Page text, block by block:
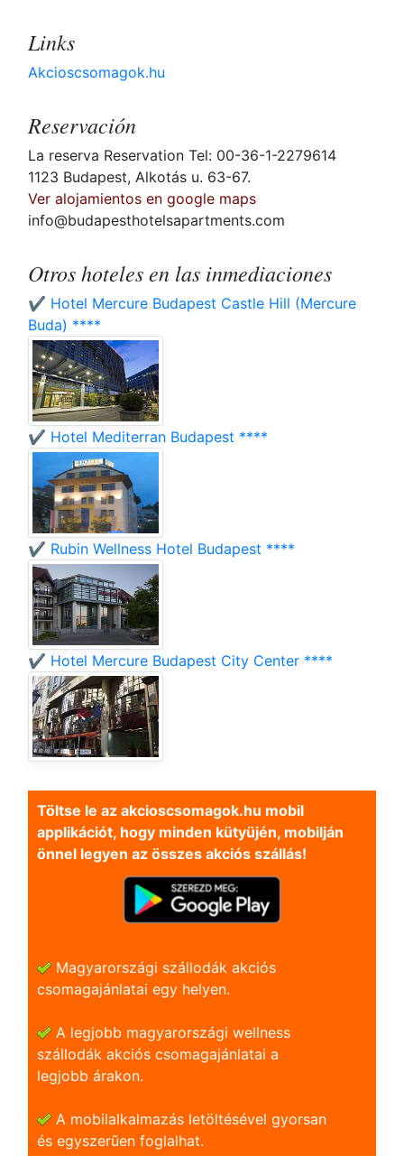
Links
Akcioscsomagok.hu
Reservación
La reserva Reservation Tel: 00-36-1-2279614
1123 Budapest, Alkotás u. 63-67.
Ver alojamientos en google maps
info@budapesthotelsapartments.com
Otros hoteles en las inmediaciones
✔️ Hotel Mercure Budapest Castle Hill (Mercure
Buda) ****
✔️ Hotel Mediterran Budapest ****
✔️ Rubin Wellness Hotel Budapest ****
✔️ Hotel Mercure Budapest City Center ****
Töltse le az akcioscsomagok.hu mobil
applikációt, hogy minden kütyüjén, mobilján
önnel legyen az összes akciós szállás!
Magyarországi szállodák akciós
csomagajánlatai egy helyen.
A legjobb magyarországi wellness
szállodák akciós csomagajánlatai a
legjobb árakon.
A mobilalkalmazás letöltésével gyorsan
és egyszerũen foglalhat.